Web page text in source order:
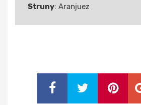
Struny: Aranjuez